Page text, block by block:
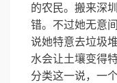
的农民。搬来深
错。不过她无意
说她特意去垃圾
水会让土壤变得
分类这一说，一